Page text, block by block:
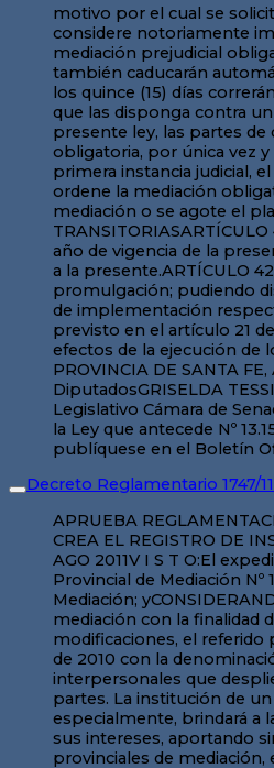
Decreto Reglamentario 1747/11
APRUEBA REGLAMENTACION DE LA LEY N° 13151 DE MEDIACION – FACULTA AL MINISTERIO DE JUSTICIA A DICTAR NORMAS – DEJA SIN EFECTO DECRETO N° 651/11 Y CREA EL REGISTRO DE INSTITUCIONES FORMADORAS EN MEDIACIONFIRMANTES: BINNER – SUPERTIDECRETO Nº 1747SANTA FE, “Cuna de la Constitución Nacional”, 26 AGO 2011V I S T O:El expediente Nº 02001-0010910-0 del registro del Sistema de Información de Expedientes, mediante el cual se gestiona la reglamentación de la Ley Provincial de Mediación Nº 13.151, la creación del Registro de Instituciones Formadoras en Mediación, así como la regulación de lo referido a Formación y Capacitación en Mediación; yCONSIDERANDO:Que, mediante Mensaje Nº 3599 del 11 de mayo de 2009, el Poder Ejecutivo envió a la Legislatura de la Provincia de Santa Fe un proyecto de ley de mediación con la finalidad de instaurar efectivamente este instituto en la sociedad santafesina como método pacífico de resolución de conflictos;Que, con algunas modificaciones, el referido proyecto se sancionó el 11 de noviembre de 2010, se promulgó mediante Decreto 2476 del 07 de diciembre de 2010, publicado el 13 de diciembre de 2010 con la denominación de Ley Nº 13.151 – Ley de Mediación;Que, como oportunamente se manifestó, la mediación es un modo de solución de los conflictos interpersonales que despliega mayores ámbitos de la autonomía y de la ejemplaridad, promoviendo una mayor comprensión y aceptación recíproca de las posiciones